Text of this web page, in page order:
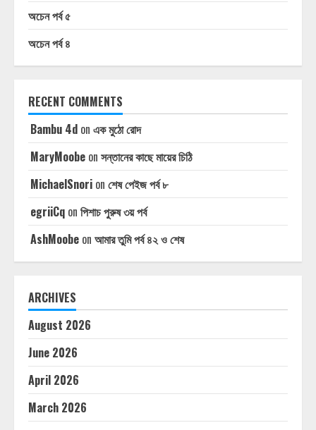
অচেন পর্ব ৫
অচেন পর্ব ৪
RECENT COMMENTS
Bambu 4d on এক মুঠো রোদ
MaryMoobe on সন্তানের কাছে মায়ের চিঠি
MichaelSnori on শেষ পেইজ পর্ব ৮
egriiCq on পিশাচ পুরুষ ৩য় পর্ব
AshMoobe on আমার তুমি পর্ব ৪২ ও শেষ
ARCHIVES
August 2026
June 2026
April 2026
March 2026